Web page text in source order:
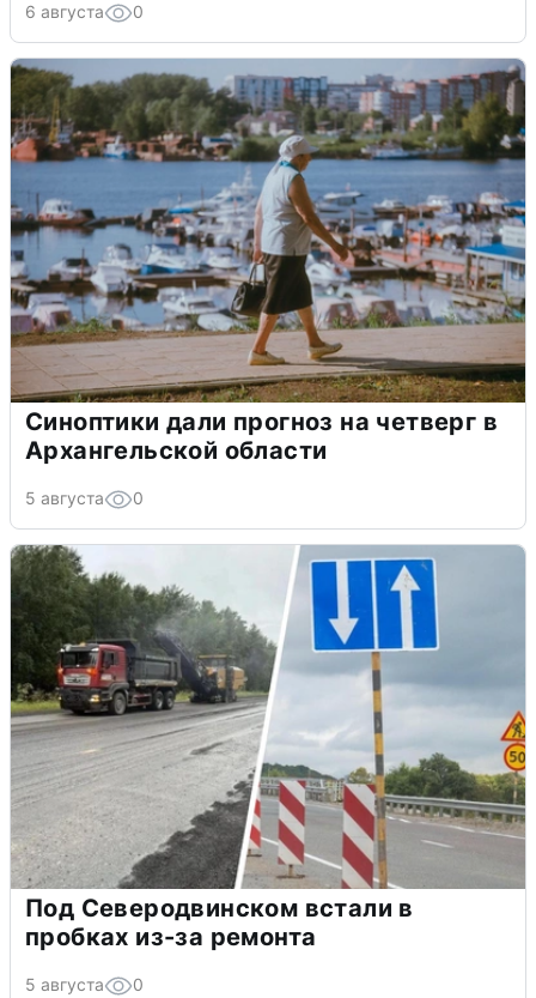
6 августа 0
Синоптики дали прогноз на четверг в
Архангельской области
5 августа 0
Под Северодвинском встали в
пробках из-за ремонта
5 августа 0